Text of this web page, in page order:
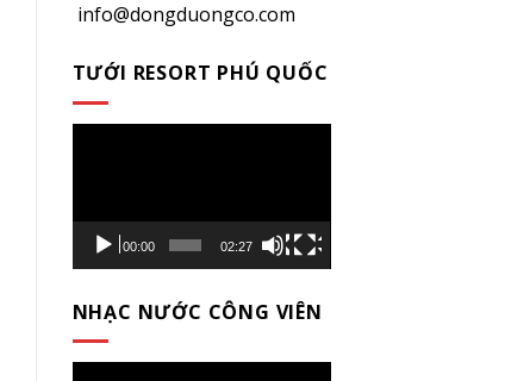
info@dongduongco.com
TƯỚI RESORT PHÚ QUỐC
00:00 02:27
NHẠC NƯỚC CÔNG VIÊN